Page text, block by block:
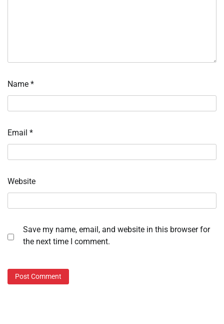
Name *
Email *
Website
Save my name, email, and website in this browser for
the next time I comment.